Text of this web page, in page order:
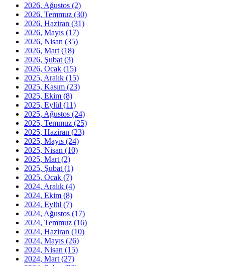
2026, Ağustos (2)
2026, Temmuz (30)
2026, Haziran (31)
2026, Mayıs (17)
2026, Nisan (35)
2026, Mart (18)
2026, Şubat (3)
2026, Ocak (15)
2025, Aralık (15)
2025, Kasım (23)
2025, Ekim (8)
2025, Eylül (11)
2025, Ağustos (24)
2025, Temmuz (25)
2025, Haziran (23)
2025, Mayıs (24)
2025, Nisan (10)
2025, Mart (2)
2025, Şubat (1)
2025, Ocak (7)
2024, Aralık (4)
2024, Ekim (8)
2024, Eylül (7)
2024, Ağustos (17)
2024, Temmuz (16)
2024, Haziran (10)
2024, Mayıs (26)
2024, Nisan (15)
2024, Mart (27)